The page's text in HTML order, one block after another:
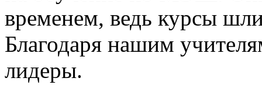
временем, ведь курсы
Благодаря нашим
лидеры.